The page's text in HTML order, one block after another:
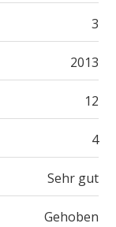
3
2013
12
4
Sehr gut
Gehoben